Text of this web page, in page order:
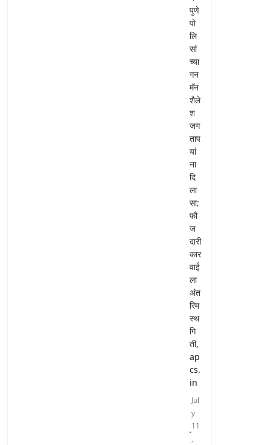
पुणे
पो
लि
सां
च्या
गन
मॅन
शैले
श
जग
ताप
यां
ना
दि
ला
सा;
फौ
ज
दारी
कार
वाई
ला
अंत
रिम
स्थ
गि
ती,
ap
cs.
in
Jul
y
11
,